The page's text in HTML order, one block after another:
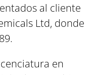
al cliente
Ltd, donde
en